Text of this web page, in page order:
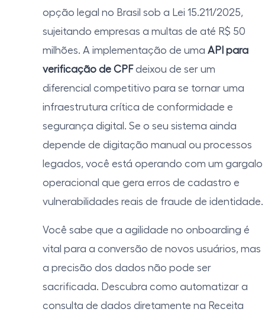
opção legal no Brasil sob a Lei 15.211/2025,
sujeitando empresas a multas de até R$ 50
milhões. A implementação de uma API para
verificação de CPF deixou de ser um
diferencial competitivo para se tornar uma
infraestrutura crítica de conformidade e
segurança digital. Se o seu sistema ainda
depende de digitação manual ou processos
legados, você está operando com um gargalo
operacional que gera erros de cadastro e
vulnerabilidades reais de fraude de identidade.
Você sabe que a agilidade no onboarding é
vital para a conversão de novos usuários, mas
a precisão dos dados não pode ser
sacrificada. Descubra como automatizar a
consulta de dados diretamente na Receita